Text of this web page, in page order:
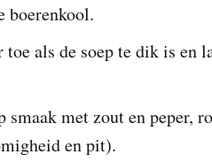
boerenkool.
toe als de soep te dik is en
smaak met zout en peper,
en pit).